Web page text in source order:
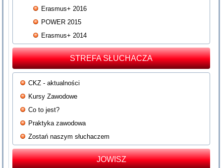
Erasmus+ 2016
POWER 2015
Erasmus+ 2014
STREFA SŁUCHACZA
CKZ - aktualności
Kursy Zawodowe
Co to jest?
Praktyka zawodowa
Zostań naszym słuchaczem
JOWISZ